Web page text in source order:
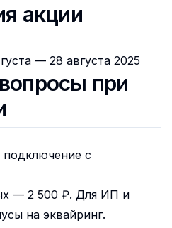
акции
— 28 августа 2025
при
подключение с
— 2 500 ₽. Для ИП и
на эквайринг.